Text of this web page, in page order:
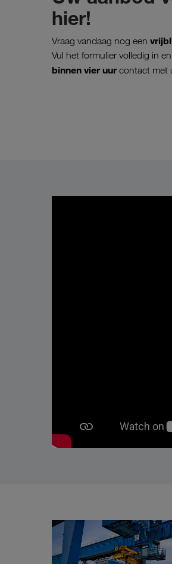
hier!
Vraag vandaag nog een
Vul het formulier volledig in
binnen vier uurcontact met